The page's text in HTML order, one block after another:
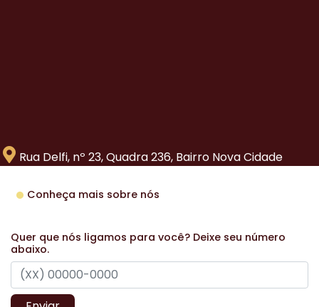
Rua Delfi, nº 23, Quadra 236, Bairro Nova Cidade
Conheça mais sobre nós
Quer que nós ligamos para você? Deixe seu número
abaixo.